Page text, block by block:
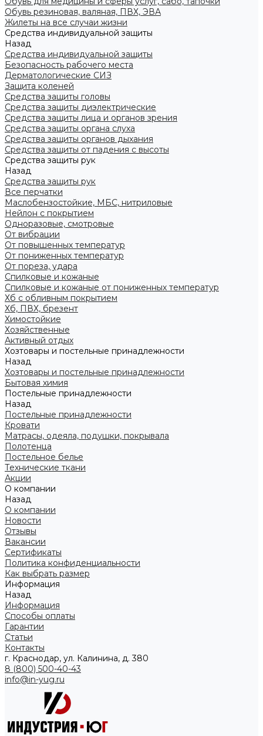
Обувь резиновая, валяная, ПВХ, ЭВА
Жилеты на все случаи жизни
Средства индивидуальной защиты
Назад
Средства индивидуальной защиты
Безопасность рабочего места
Дерматологические СИЗ
Защита коленей
Средства защиты головы
Средства защиты диэлектрические
Средства защиты лица и органов зрения
Средства защиты органа слуха
Средства защиты органов дыхания
Средства защиты от падения с высоты
Средства защиты рук
Назад
Средства защиты рук
Все перчатки
Маслобензостойкие, МБС, нитриловые
Нейлон с покрытием
Одноразовые, смотровые
От вибрации
От повышенных температур
От пониженных температур
От пореза, удара
Спилковые и кожаные
Спилковые и кожаные от пониженных температур
Хб с обливным покрытием
Хб, ПВХ, брезент
Химостойкие
Хозяйственные
Активный отдых
Хозтовары и постельные принадлежности
Назад
Хозтовары и постельные принадлежности
Бытовая химия
Постельные принадлежности
Назад
Постельные принадлежности
Кровати
Матрасы, одеяла, подушки, покрывала
Полотенца
Постельное белье
Технические ткани
Акции
О компании
Назад
О компании
Новости
Отзывы
Вакансии
Сертификаты
Политика конфиденциальности
Как выбрать размер
Информация
Назад
Информация
Способы оплаты
Гарантии
Статьи
Контакты
г. Краснодар, ул. Калинина, д. 380
8 (800) 500-40-43
info@in-yug.ru